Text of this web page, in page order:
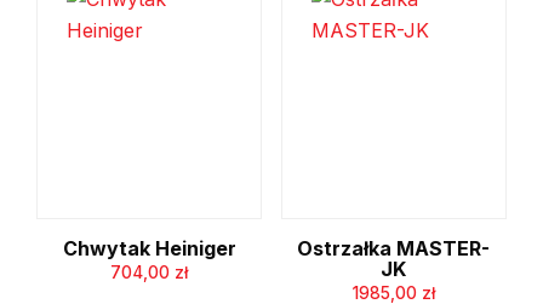
999
Chwytak Heiniger
704,00 zł
Ostrzałka MASTER-
JK
1985,00 zł